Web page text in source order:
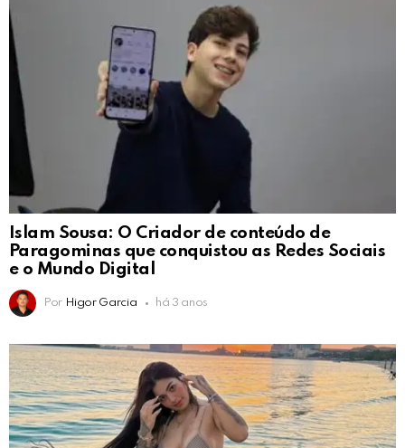
Islam Sousa: O Criador de conteúdo de
Paragominas que conquistou as Redes Sociais
e o Mundo Digital
Por Higor Garcia há 3 anos